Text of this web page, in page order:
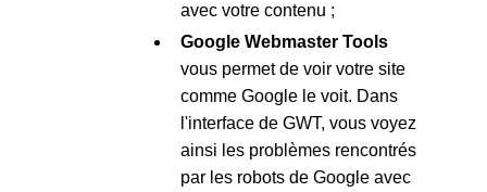
avec votre contenu ;
Google Webmaster Tools
vous permet de voir votre site
comme Google le voit. Dans
l'interface de GWT, vous voyez
ainsi les problèmes rencontrés
par les robots de Google avec